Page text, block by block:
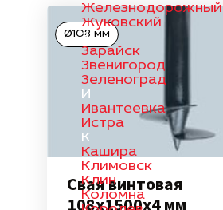
Железнодорожный
Жуковский
З
Зарайск
Звенигород
Зеленоград
И
Ивантеевка
Истра
К
Кашира
Климовск
Клин
Коломна
Ø108 мм
Свая винтовая
108х1500х4 мм